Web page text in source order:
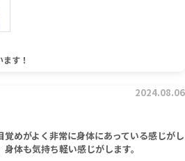
す！
2024.08.06
覚めがよく非常に身体にあっている感じがし
体も気持ち軽い感じがします。